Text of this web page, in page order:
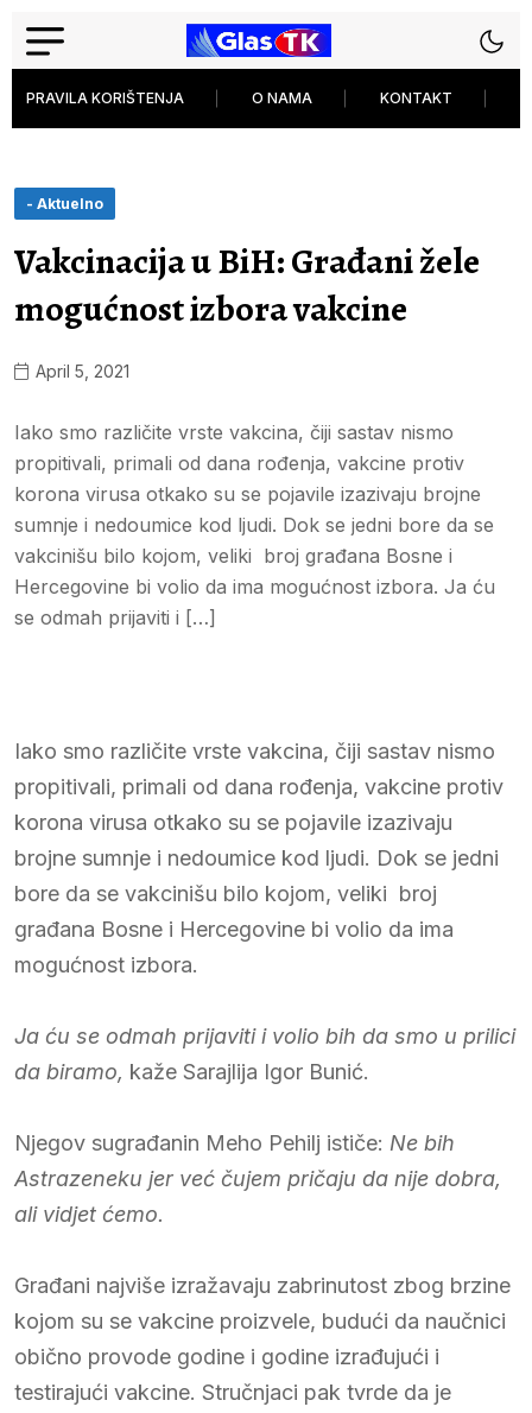
PRAVILA KORIŠTENJA O NAMA KONTAKT
- Aktuelno
Vakcinacija u BiH: Građani žele
mogućnost izbora vakcine
April 5, 2021
Iako smo različite vrste vakcina, čiji sastav nismo
propitivali, primali od dana rođenja, vakcine protiv
korona virusa otkako su se pojavile izazivaju brojne
sumnje i nedoumice kod ljudi. Dok se jedni bore da se
vakcinišu bilo kojom, veliki broj građana Bosne i
Hercegovine bi volio da ima mogućnost izbora. Ja ću
se odmah prijaviti i […]
Iako smo različite vrste vakcina, čiji sastav nismo
propitivali, primali od dana rođenja, vakcine protiv
korona virusa otkako su se pojavile izazivaju
brojne sumnje i nedoumice kod ljudi. Dok se jedni
bore da se vakcinišu bilo kojom, veliki broj
građana Bosne i Hercegovine bi volio da ima
mogućnost izbora.
Ja ću se odmah prijaviti i volio bih da smo u prilici
da biramo, kaže Sarajlija Igor Bunić.
Njegov sugrađanin Meho Pehilj ističe: Ne bih
Astrazeneku jer već čujem pričaju da nije dobra,
ali vidjet ćemo.
Građani najviše izražavaju zabrinutost zbog brzine
kojom su se vakcine proizvele, budući da naučnici
obično provode godine i godine izrađujući i
testirajući vakcine. Stručnjaci pak tvrde da je